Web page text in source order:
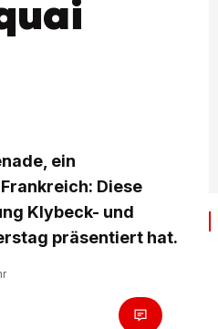
ein
Diese
Klybeck- und
präsentiert hat.